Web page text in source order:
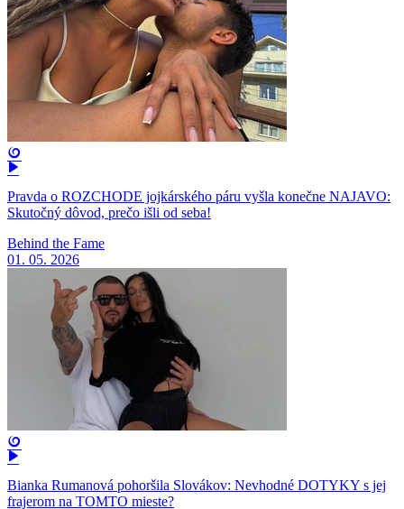
Pravda o ROZCHODE jojkárského páru vyšla konečne NAJAVO:
Skutočný dôvod, prečo išli od seba!
Behind the Fame
01. 05. 2026
Bianka Rumanová pohoršila Slovákov: Nevhodné DOTYKY s jej
frajerom na TOMTO mieste?